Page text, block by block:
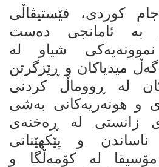
کوردی، فێستیڤاڵی
بە ئامانجی دەست
شیاو لە
میدیاکان و ڕێزگرتن
لە ڕووماڵ کردنی
و هونەریەکانی بەشی
زانستی لە ڕەخنەی
و پێکهێنانی
لە کۆمەڵگا و